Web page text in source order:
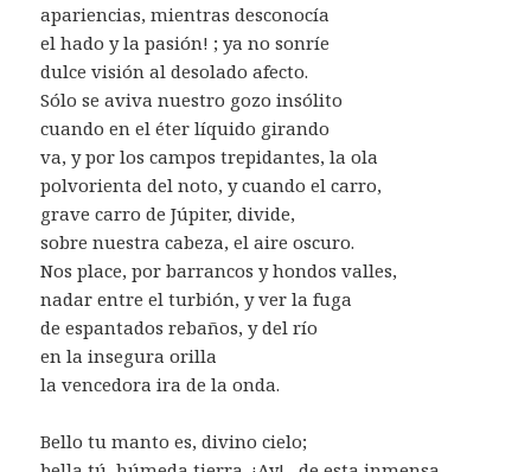
apariencias, mientras desconocía
el hado y la pasión! ; ya no sonríe
dulce visión al desolado afecto.
Sólo se aviva nuestro gozo insólito
cuando en el éter líquido girando
va, y por los campos trepidantes, la ola
polvorienta del noto, y cuando el carro,
grave carro de Júpiter, divide,
sobre nuestra cabeza, el aire oscuro.
Nos place, por barrancos y hondos valles,
nadar entre el turbión, y ver la fuga
de espantados rebaños, y del río
en la insegura orilla
la vencedora ira de la onda.
Bello tu manto es, divino cielo;